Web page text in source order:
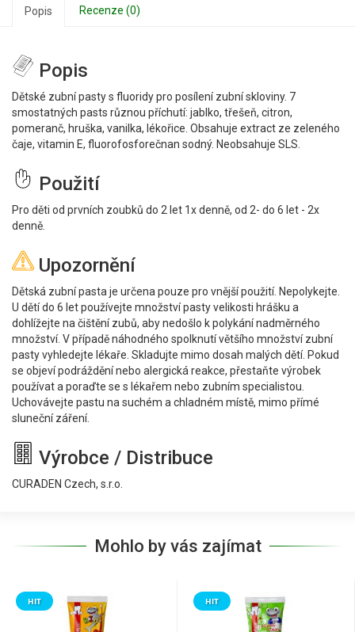
Popis Recenze (0)
Popis
Dětské zubní pasty s fluoridy pro posílení zubní skloviny. 7
smostatných pasts různou příchutí: jablko, třešeň, citron,
pomeranč, hruška, vanilka, lékořice. Obsahuje extract ze zeleného
čaje, vitamin E, fluorofosforečnan sodný. Neobsahuje SLS.
Použití
Pro děti od prvních zoubků do 2 let 1x denně, od 2- do 6 let - 2x
denně.
Upozornění
Dětská zubní pasta je určena pouze pro vnější použití. Nepolykejte.
U dětí do 6 let používejte množství pasty velikosti hrášku a
dohlížejte na čištění zubů, aby nedošlo k polykání nadměrného
množství. V případě náhodného spolknutí většího množství zubní
pasty vyhledejte lékaře. Skladujte mimo dosah malých dětí. Pokud
se objeví podráždění nebo alergická reakce, přestaňte výrobek
používat a poraďte se s lékařem nebo zubním specialistou.
Uchovávejte pastu na suchém a chladném místě, mimo přímé
sluneční záření.
Výrobce / Distribuce
CURADEN Czech, s.r.o.
Mohlo by vás zajímat
HIT HIT